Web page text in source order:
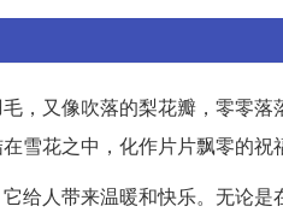
，又像吹落的梨花瓣，零零
雪花之中，化作片片飘零的祝
给人带来温暖和快乐。无论